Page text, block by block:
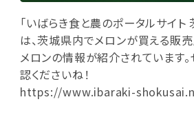
「いばらき食と農のポータルサイト
は、茨城県内でメロンが買える販
メロンの情報が紹介されています
認くださいね！
https://www.ibaraki-